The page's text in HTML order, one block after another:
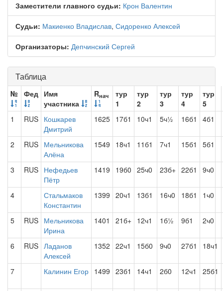
Заместители главного судьи: Крон Валентин
Судьи: Макиенко Владислав, Сидоренко Алексей
Организаторы: Депчинский Сергей
Таблица
№ Фед Имя
участника
Rнач
тур
1
тур
2
тур
3
тур
4
тур
5
1
RUS Кошкарев
Дмитрий
1625 17б1 10ч1 5ч½ 16б1 4б1
2 RUS Мельникова
Алёна
1549 18ч1 11б1 7ч1 15б1 5б1
3 RUS Нефедьев
Пётр
1419 19б0 25ч0 23б+ 22б1 9ч0
4
Стальмаков
Константин
1399 20ч1 13б1 16ч0 18б1 1ч0
5 RUS Мельникова
Ирина
1401 21б+ 12ч1 1б½ 9б1 2ч0
6 RUS Ладанов
Алексей
1352 22ч1 15б0 9ч0 27б1 18ч1
7 Калинин Егор 1499 23б1 14ч1 2б0 12ч1 25б1